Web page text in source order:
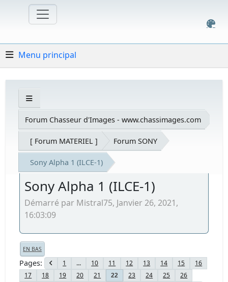
Menu principal
Forum Chasseur d'Images - www.chassimages.com
[ Forum MATERIEL ] Forum SONY
Sony Alpha 1 (ILCE-1)
Sony Alpha 1 (ILCE-1)
Démarré par Mistral75, Janvier 26, 2021,
16:03:09
EN BAS
Pages 1 ... 10 11 12 13 14 15
16
17
18 19 20 21 22 23 24 25
26